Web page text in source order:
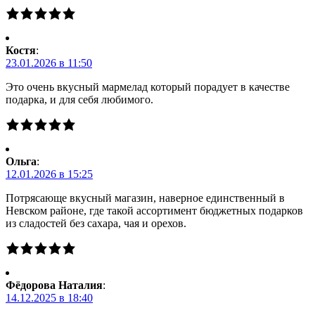
Костя:
23.01.2026 в 11:50
Это очень вкусный мармелад который порадует в качестве
подарка, и для себя любимого.
Ольга:
12.01.2026 в 15:25
Потрясающе вкусный магазин, наверное единственный в
Невском районе, где такой ассортимент бюджетных подарков
из сладостей без сахара, чая и орехов.
Фёдорова Наталия:
14.12.2025 в 18:40